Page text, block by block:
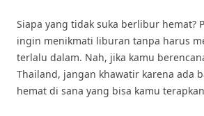
Siapa yang tidak suka berlibur hemat?
ingin menikmati liburan tanpa harus
terlalu dalam. Nah, jika kamu
Thailand, jangan khawatir karena ada
hemat di sana yang bisa kamu